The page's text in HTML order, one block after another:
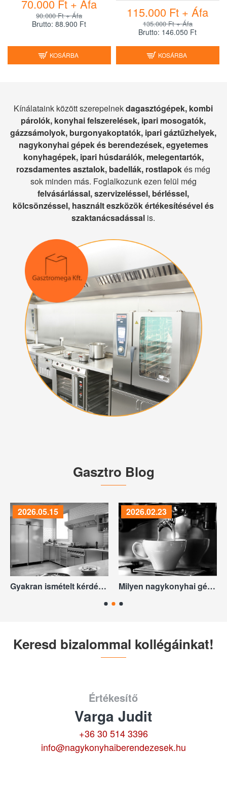
70.000 Ft + Áfa
90.000 Ft + Áfa
Brutto: 88.900 Ft
KOSÁRBA
115.000 Ft + Áfa
135.000 Ft + Áfa
Brutto: 146.050 Ft
KOSÁRBA
Kínálataink között szerepelnekdagasztógépek, kombi
párolók, konyhai felszerelések, ipari mosogatók,
gázzsámolyok, burgonyakoptatók, ipari gáztűzhelyek,
nagykonyhai gépek és berendezések, egyetemes
konyhagépek, ipari húsdarálók, melegentartók,
rozsdamentes asztalok, badellák, rostlapokés még
sok minden más. Foglalkozunk ezen felül még
felvásárlással, szervizeléssel, bérléssel,
kölcsönzéssel, használt eszközök értékesítésével és
szaktanácsadással is.
Gasztro Blog
2026.02.23
Milyen nagykonyhai gépek kellenek egy kávézó nyitásához?
2025.12.15
Elektromos nagykonyhai berendezések: átfogó útmutató döntéshozóknak
Keresd bizalommal kollégáinkat!
Értékesítő
Varga Judit
+36 30 514 3396
info@nagykonyhaiberendezesek.hu